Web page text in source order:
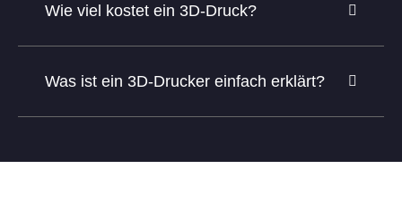
Wie viel kostet ein 3D-Druck?
Was ist ein 3D-Drucker einfach erklärt?